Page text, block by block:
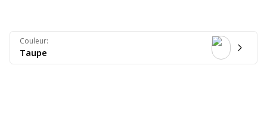
Couleur:
Taupe